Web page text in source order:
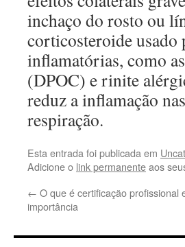
inchaço do rosto ou
corticosteroide usado
inflamatórias, como
(DPOC) e rinite
reduz a inflamação
respiração.
Esta entrada foi publicada em
Adicione o link permanenteaos
← O que é certificação profissional
importância